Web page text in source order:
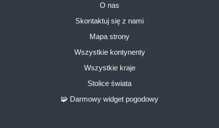
O nas
Skontaktuj się z nami
Mapa strony
Wszystkie kontynenty
Wszystkie kraje
Stolice świata
🧩 Darmowy widget pogodowy